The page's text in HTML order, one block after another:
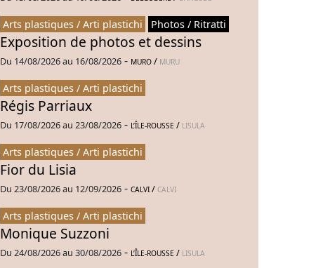
Arts plastiques / Arti plastichi Photos / Ritratti
Exposition de photos et dessins
Du 14/08/2026 au 16/08/2026 - MURO / MURU
Arts plastiques / Arti plastichi
Régis Parriaux
Du 17/08/2026 au 23/08/2026 - L’ÎLE-ROUSSE / LISULA
Arts plastiques / Arti plastichi
Fior du Lisia
Du 23/08/2026 au 12/09/2026 - CALVI / CALVI
Arts plastiques / Arti plastichi
Monique Suzzoni
Du 24/08/2026 au 30/08/2026 - L’ÎLE-ROUSSE / LISULA